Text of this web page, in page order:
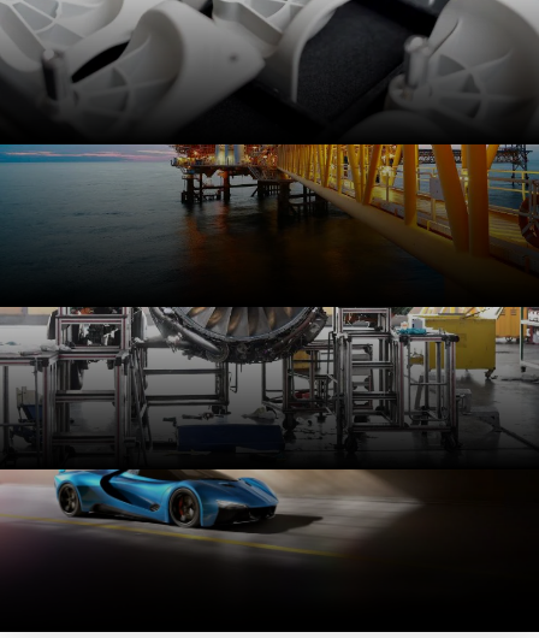
摩耗耐性の高いプラスチックは、荷重耐性および摩擦用
途において金属より高い性能を発揮します。さらに、弊
社のプラスチック素材は、機械的摩耗および損傷の予
防、汚染防止、騒音の低減といった多くの一般的なエン
ジニアリングの問題を解決し、平均修理間隔を延ばしま
寸法安定性
高温や高湿度にさらされたり、機械的応力が加えられた
りした場合でも、寸法安定性の高い弊社の熱可塑性樹脂
べてコストを削減できます。
腐食耐性
弊社の化学薬品耐性を持つプラスチックは、最も過酷な
環境条件や殺菌工程でも使用でき、表面保護を行わなく
てもその機械的特性を維持します。
高温耐性
高温環境下での継続作業においても、弊社の高温耐性を